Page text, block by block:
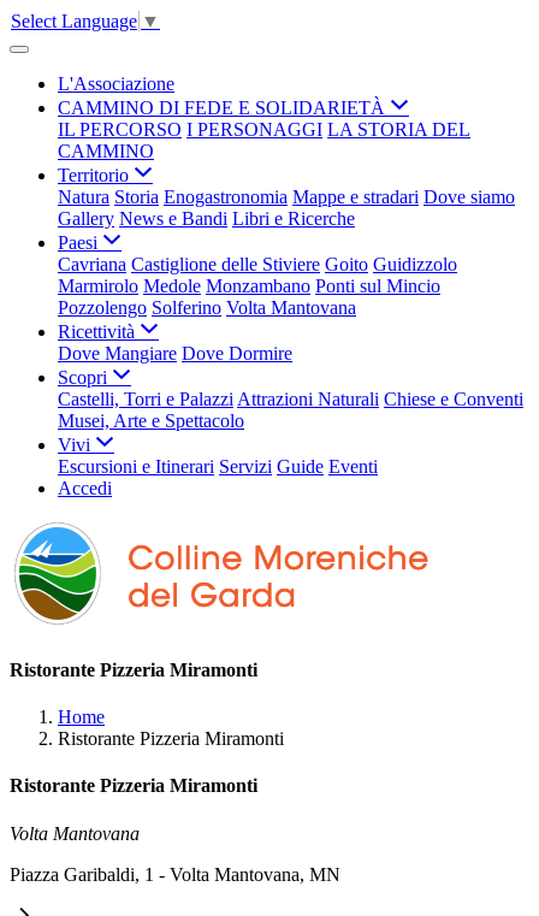
Select Language ▼
L'Associazione
CAMMINO DI FEDE E SOLIDARIETÀ
IL PERCORSO I PERSONAGGI LA STORIA DEL
CAMMINO
Territorio
Natura Storia Enogastronomia Mappe e stradari Dove siamo
Gallery News e Bandi Libri e Ricerche
Paesi
Cavriana Castiglione delle Stiviere Goito Guidizzolo
Marmirolo Medole Monzambano Ponti sul Mincio
Pozzolengo Solferino Volta Mantovana
Ricettività
Dove Mangiare Dove Dormire
Scopri
Castelli, Torri e Palazzi Attrazioni Naturali Chiese e Conventi
Musei, Arte e Spettacolo
Vivi
Escursioni e Itinerari Servizi Guide Eventi
Accedi
Ristorante Pizzeria Miramonti
Home
Ristorante Pizzeria Miramonti
Ristorante Pizzeria Miramonti
Volta Mantovana
Piazza Garibaldi, 1 - Volta Mantovana, MN